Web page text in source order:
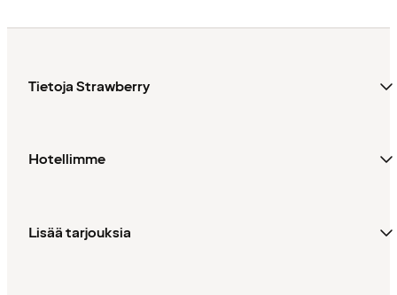
Tietoja Strawberry
Hotellimme
Lisää tarjouksia